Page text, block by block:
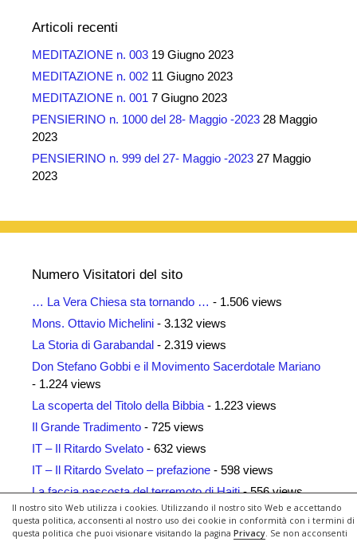
Il nostro sito Web utilizza i cookies. Utilizzando il nostro sito Web e accettando
questa politica, acconsenti al nostro uso dei cookie in conformità con i termini di
questa politica che puoi visionare visitando la pagina Privacy. Se non acconsenti
Articoli recenti
MEDITAZIONE n. 003 19 Giugno 2023
MEDITAZIONE n. 002 11 Giugno 2023
MEDITAZIONE n. 001 7 Giugno 2023
PENSIERINO n. 1000 del 28- Maggio -2023 28 Maggio
2023
PENSIERINO n. 999 del 27- Maggio -2023 27 Maggio
2023
Numero Visitatori del sito
… La Vera Chiesa sta tornando … - 1.506 views
Mons. Ottavio Michelini - 3.132 views
La Storia di Garabandal - 2.319 views
Don Stefano Gobbi e il Movimento Sacerdotale Mariano
- 1.224 views
La scoperta del Titolo della Bibbia - 1.223 views
Il Grande Tradimento - 725 views
IT – Il Ritardo Svelato - 632 views
IT – Il Ritardo Svelato – prefazione - 598 views
La faccia nascosta del terremoto di Haiti- 556 views
Siti Amici- 461 views